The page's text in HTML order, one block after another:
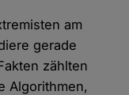
am
gerade
zählten
Algorithmen,